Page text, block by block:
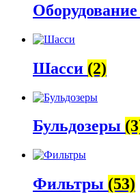
Оборудование
Шасси (2)
Бульдозеры
Фильтры (53)